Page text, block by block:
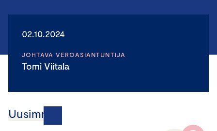
02.10.2024
JOHTAVA VEROASIANTUNTIJA
Tomi Viitala
Uusimmat